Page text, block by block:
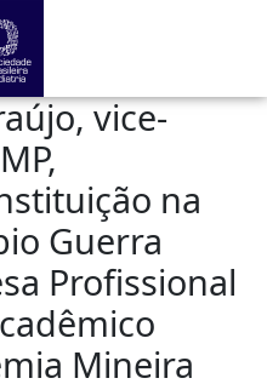
vice-
na
Guerra
Profissional
Mineira